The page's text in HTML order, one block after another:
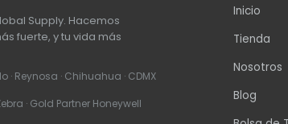
Supply. Hacemos
fuerte, y tu vida más
· Reynosa · Chihuahua · CDMX
· Gold Partner Honeywell
Inicio
Tienda
Nosotros
Blog